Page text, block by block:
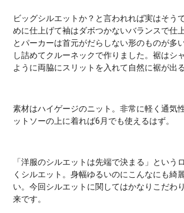
ビッグシルエットか？と言われれば実はそう
めに仕上げて袖はダボつかないバランスで仕
とパーカーは首元がだらしない形のものが多
し詰めてクルーネックで作りました。裾はシ
ように両脇にスリットを入れて自然に裾が出る
素材はハイゲージのニット。非常に軽く通気
ットソーの上に着れば6月でも使えるはず。
「洋服のシルエットは先端で決まる」という
くシルエット。身幅ゆるいのにこんなにも綺
い。今回シルエットに関してはかなりこだわ
来です。